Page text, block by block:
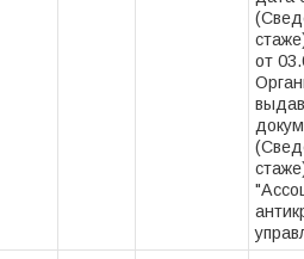
от